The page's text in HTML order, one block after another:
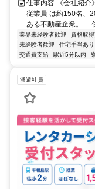
仕事内容 《会社紹介
従業員 は約150名、
ある不動産企業。 「
業界未経験者歓迎 資格取
未経験者歓迎
住宅手当あり
交通費支給
駅近5分以内
派遣社員